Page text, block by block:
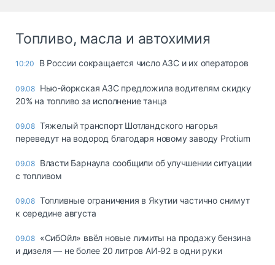
Топливо, масла и автохимия
10:20 В России сокращается число АЗС и их операторов
09.08 Нью-йоркская АЗС предложила водителям скидку
20% на топливо за исполнение танца
09.08 Тяжелый транспорт Шотландского нагорья
переведут на водород благодаря новому заводу Protium
09.08 Власти Барнаула сообщили об улучшении ситуации
с топливом
09.08 Топливные ограничения в Якутии частично снимут
к середине августа
09.08 «СибОйл» ввёл новые лимиты на продажу бензина
и дизеля — не более 20 литров АИ‑92 в одни руки